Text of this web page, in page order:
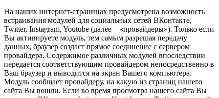
На наших интернет-страницах предусмотрена возможность
встраивания модулей для социальных сетей ВКонтакте,
Twitter, Instagram, Youtube (далее – «провайдеры»). Только если
Вы активируете модуль, тем самым разрешая передачу
данных, браузер создаст прямое соединение с сервером
провайдера. Содержимое различных модулей впоследствии
передается соответствующим провайдером непосредственно в
Ваш браузер и выводится на экран Вашего компьютера.
Модуль сообщает провайдеру, на какую из страниц нашего
сайта Вы вошли. Если во время просмотра нашего сайта Вы